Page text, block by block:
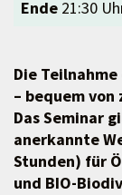
Ende 21:30
Die
– bequem von
Das Seminar
anerkannte
Stunden) für
und BIO-